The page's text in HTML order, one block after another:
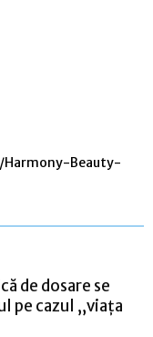
Harmony-Beauty-
de dosare se
pe cazul „viața